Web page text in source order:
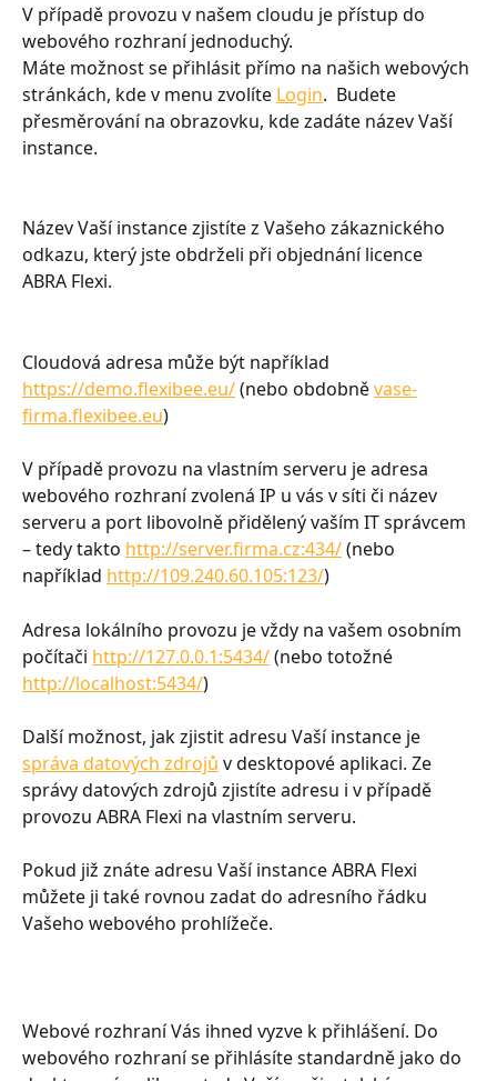
V případě provozu v našem cloudu je přístup do
webového rozhraní jednoduchý.
Máte možnost se přihlásit přímo na našich webových
stránkách, kde v menu zvolíte Login.  Budete
přesměrování na obrazovku, kde zadáte název Vaší
instance.
Název Vaší instance zjistíte z Vašeho zákaznického
odkazu, který jste obdrželi při objednání licence
ABRA Flexi.
Cloudová adresa může být například
https://demo.flexibee.eu/ (nebo obdobně vase-
firma.flexibee.eu)
V případě provozu na vlastním serveru je adresa
webového rozhraní zvolená IP u vás v síti či název
serveru a port libovolně přidělený vaším IT správcem
– tedy takto http://server.firma.cz:434/ (nebo
například http://109.240.60.105:123/)
Adresa lokálního provozu je vždy na vašem osobním
počítači http://127.0.0.1:5434/ (nebo totožné
http://localhost:5434/)
Další možnost, jak zjistit adresu Vaší instance je
správa datových zdrojů v desktopové aplikaci. Ze
správy datových zdrojů zjistíte adresu i v případě
provozu ABRA Flexi na vlastním serveru.
Pokud již znáte adresu Vaší instance ABRA Flexi
můžete ji také rovnou zadat do adresního řádku
Vašeho webového prohlížeče.
Webové rozhraní Vás ihned vyzve k přihlášení. Do
webového rozhraní se přihlásíte standardně jako do